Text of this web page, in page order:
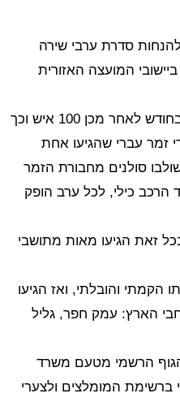
ולהנחות סדרת ערבי שירה
המועצה האזורית
לערב הראשון הגיעו כ 50 איש, בחודש לאחר מכן 100 איש וכך
והגיע לכ 800 שוחרי זמר עברי שהגיעו אחת
סולנים מחבורת הזמר
כילי, לכל ערב הופק
זאת הגיעו מאות מתושבי
הקמתי והובלתי, ואז הגיעו
הארץ: עמק חפר, גליל
הרשמי מטעם משרד
ברשימת המומלצים ולצערי